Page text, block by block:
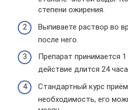
степени ожирения.
Выпиваете раствор во
после него.
Препарат принимается
действие длится 24
Стандартный курс
необходимость, его